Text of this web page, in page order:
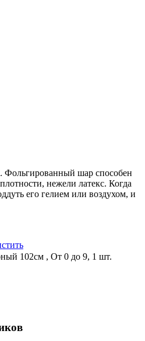
Фольгированный шар способен
нежели латекс. Когда
его гелием или воздухом, и
102см , От 0 до 9, 1 шт.